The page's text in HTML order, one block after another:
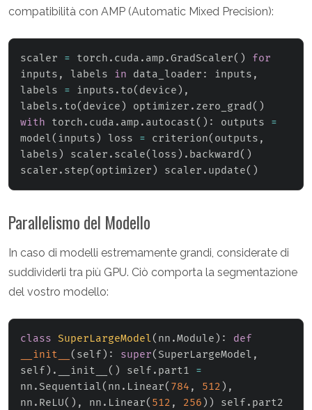
compatibilità con AMP (Automatic Mixed Precision):
scaler = torch . cuda . amp .GradScaler( )
for
inputs , labels in data_loader : inputs ,
labels = inputs . to( device ) ,
labels . to( device ) optimizer . zero_grad ( )
with torch . cuda . amp . autocast( ) : outputs =
model( inputs ) loss = criterion( outputs ,
labels ) scaler . scale( loss ) . backward ( )
scaler . step( optimizer ) scaler . update( )
Parallelismo del Modello
In caso di modelli estremamente grandi, considerate di
suddividerli tra più GPU. Ciò comporta la segmentazione
del vostro modello:
class SuperLargeModel( nn .Module ) :
def
__init__
( self ) : super( SuperLargeModel ,
self ) . __init__ ( ) self . part1 =
nn . Sequential( nn . Linear( 784 , 512 ) ,
nn . ReLU( ) , nn . Linear( 512 , 256 ) ) self .